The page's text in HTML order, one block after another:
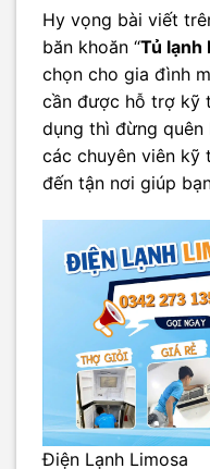
Hy vọng bài viết
băn khoăn “Tủ lạnh
chọn cho gia đình
cần được hỗ trợ kỹ
dụng thì đừng quên
các chuyên viên
đến tận nơi giúp
Điện Lạnh Limosa